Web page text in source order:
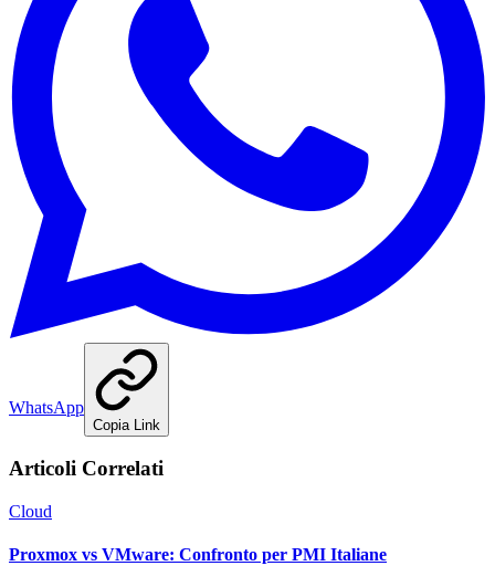
WhatsApp
Copia Link
Articoli Correlati
Cloud
Proxmox vs VMware: Confronto per PMI Italiane